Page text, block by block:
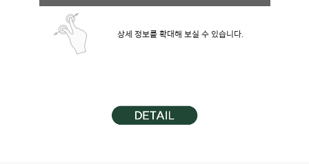
상세 정보를 확대해 보실 수 있습니다.